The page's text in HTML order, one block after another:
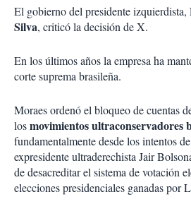
El gobierno del presidente
Silva, criticó la decisión de X.
En los últimos años la empresa ha
corte suprema brasileña.
Moraes ordenó el bloqueo de cuentas
losmovimientos ultraconservadores
fundamentalmente desde los intentos
expresidente ultraderechista Jair
de desacreditar el sistema de votación
elecciones presidenciales ganadas por